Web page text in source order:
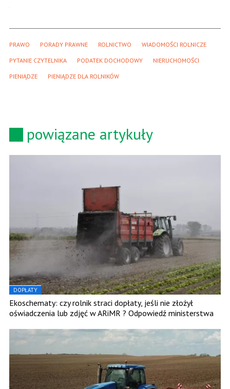
PRAWO PORADY PRAWNE ROLNICTWO WIADOMOŚCI ROLNICZE
PYTANIE CZYTELNIKA PODATEK DOCHODOWY NIERUCHOMOŚCI
PIENIĄDZE PIENIĄDZE DLA ROLNIKÓW
powiązane artykuły
DOPŁATY
Ekoschematy: czy rolnik straci dopłaty, jeśli nie złożył
oświadczenia lub zdjęć w ARiMR ? Odpowiedź ministerstwa